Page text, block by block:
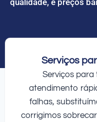
Serviços
Serviços
atendimento
falhas,
corrigimos